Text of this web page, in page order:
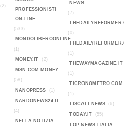
(2)
PROFESSIONISTI
ON-LINE
(533)
MONDOLIBEROONLINE
(1)
MONEY.IT
(2)
MSN.COM MONEY
(58)
NANOPRESS
(1)
NARDONEWS24.IT
(4)
NELLA NOTIZIA
NEWS
(7)
(0)
(1)
THEWAYMAGAZINE.IT
(1)
TICRONOMETRO.COM
(1)
TISCALI NEWS
(6)
TODAY.IT (55)